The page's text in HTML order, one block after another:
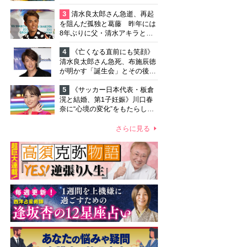
私生活をサポートしていた元俳
優が相続か
3
清水良太郎さん急逝、再起
を阻んだ孤独と葛藤 昨年には
8年ぶりに父・清水アキラと共
演、本格的な活動再開に向かっ
ていたが…周囲が懸念していた
「不安定なところ」
4
《亡くなる直前にも笑顔》
清水良太郎さん急死、布施辰徳
が明かす「誕生会」とその後の
メッセージ
5
《サッカー日本代表・板倉
滉と結婚、第1子妊娠》川口春
奈に“心境の変化”をもたらした
って「がんに蝕まれる母」を演
さらに見る